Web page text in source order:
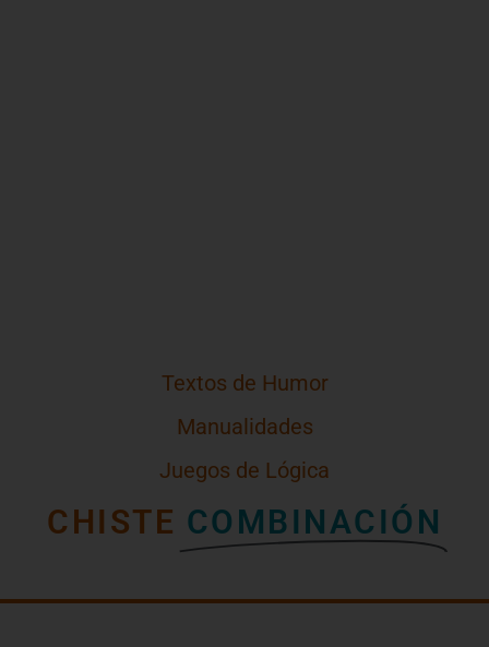
Textos de Humor
Manualidades
Juegos de Lógica
CHISTE COMBINACIÓN